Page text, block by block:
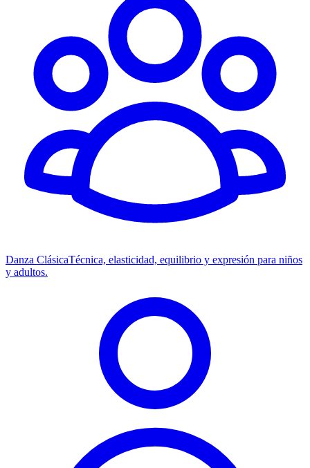
Danza ClásicaTécnica, elasticidad, equilibrio y expresión para niños
y adultos.